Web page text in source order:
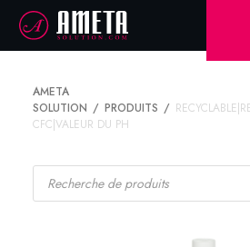
AMETA
SOLUTION
PRODUITS
CFC|VALEUR DU PH
Recherche
produits